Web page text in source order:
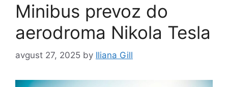
Minibus prevoz do
aerodroma Nikola Tesla
avgust 27, 2025 by Iliana Gill